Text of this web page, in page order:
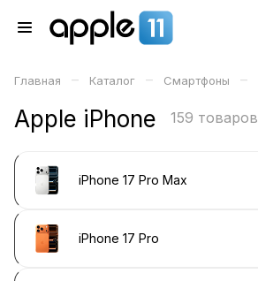
Главная – Каталог – Смартфоны –
Apple iPhone 159 товаров
iPhone 17 Pro Max
iPhone 17 Pro